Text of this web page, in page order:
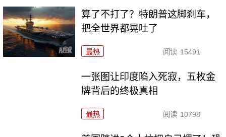
算了不打了？特朗普这脚刹车，
把全世界都晃吐了
最热 阅读 15491
一张图让印度陷入死寂，五枚金
牌背后的终极真相
最热 阅读 10798